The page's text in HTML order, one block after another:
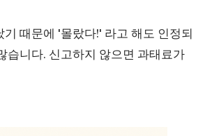
기 때문에 '몰랐다!' 라고 해도 인정되
습니다. 신고하지 않으면 과태료가